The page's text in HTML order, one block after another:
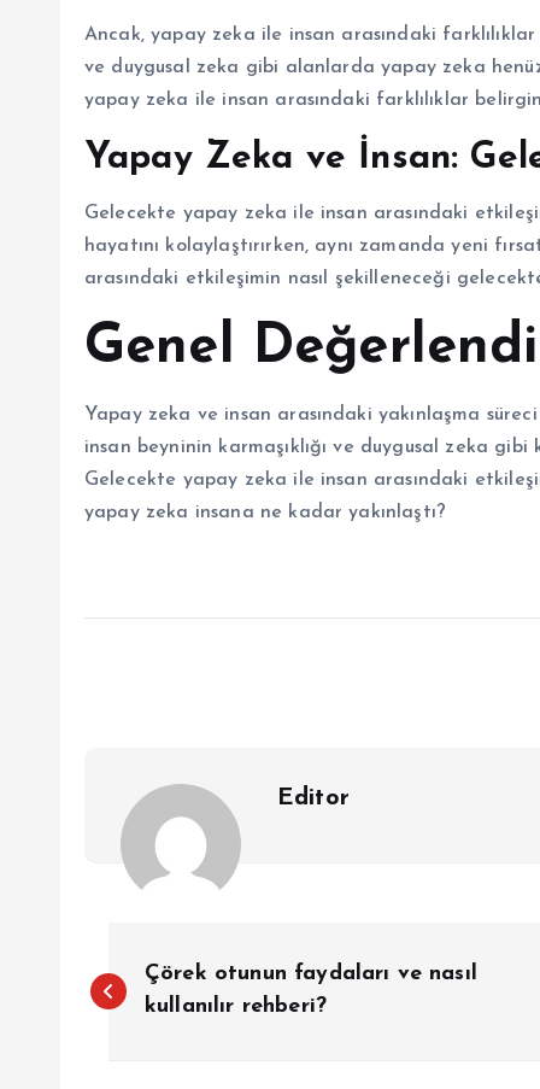
Ancak, yapay zeka ile insan arasındaki
ve duygusal zeka gibi alanlarda yapay zeka
yapay zeka ile insan arasındaki farklılıklar
Yapay Zeka ve İnsan:
Gelecekte yapay zeka ile insan arasındaki
hayatını kolaylaştırırken, aynı zamanda yeni
arasındaki etkileşimin nasıl şekilleneceği
Genel
Yapay zeka ve insan arasındaki yakınlaşma
insan beyninin karmaşıklığı ve duygusal zeka
Gelecekte yapay zeka ile insan arasındaki
yapay zeka insana ne kadar yakınlaştı?
Editor
a
Çörek otunun faydaları ve nasıl
kullanılır rehberi?